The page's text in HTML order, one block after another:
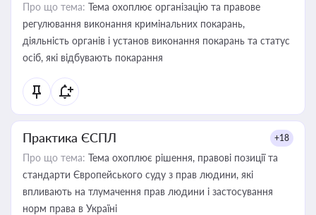
Про що тема: Тема охоплює організацію та правове
регулювання виконання кримінальних покарань,
діяльність органів і установ виконання покарань та статус
осіб, які відбувають покарання
Практика ЄСПЛ +18
Про що тема: Тема охоплює рішення, правові позиції та
стандарти Європейського суду з прав людини, які
впливають на тлумачення прав людини і застосування
норм права в Україні